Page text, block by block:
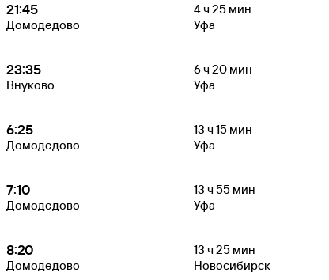
21:45
Домодедово
4ч 25 мин
Уфа
23:35
Внуково
6ч 20 мин
Уфа
6:25
Домодедово
13 ч 15 мин
Уфа
7:10
Домодедово
13 ч 55 мин
Уфа
8:20
Домодедово
13 ч 25 мин
Новосибирск